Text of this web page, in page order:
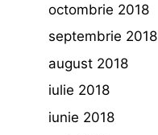
octombrie 2018
septembrie 2018
august 2018
iulie 2018
iunie 2018